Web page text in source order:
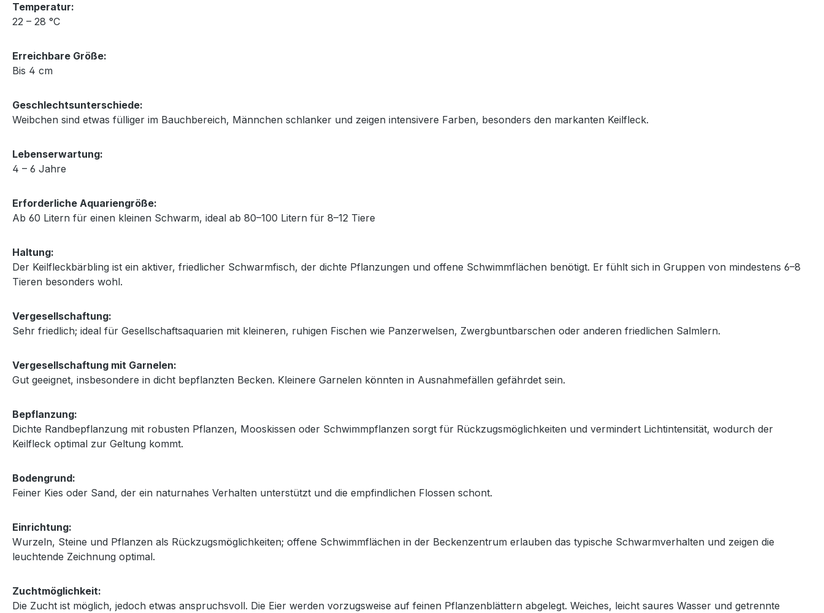
Temperatur:
22 – 28 °C
Erreichbare Größe:
Bis 4 cm
Geschlechtsunterschiede:
Weibchen sind etwas fülliger im Bauchbereich, Männchen schlanker und zeigen intensivere Farben, besonders den markanten Keilfleck.
Lebenserwartung:
4 – 6 Jahre
Erforderliche Aquariengröße:
Ab 60 Litern für einen kleinen Schwarm, ideal ab 80–100 Litern für 8–12 Tiere
Haltung:
Der Keilfleckbärbling ist ein aktiver, friedlicher Schwarmfisch, der dichte Pflanzungen und offene Schwimmflächen benötigt. Er fühlt sich in Gruppen von mindestens 6–8
Tieren besonders wohl.
Vergesellschaftung:
Sehr friedlich; ideal für Gesellschaftsaquarien mit kleineren, ruhigen Fischen wie Panzerwelsen, Zwergbuntbarschen oder anderen friedlichen Salmlern.
Vergesellschaftung mit Garnelen:
Gut geeignet, insbesondere in dicht bepflanzten Becken. Kleinere Garnelen könnten in Ausnahmefällen gefährdet sein.
Bepflanzung:
Dichte Randbepflanzung mit robusten Pflanzen, Mooskissen oder Schwimmpflanzen sorgt für Rückzugsmöglichkeiten und vermindert Lichtintensität, wodurch der
Keilfleck optimal zur Geltung kommt.
Bodengrund:
Feiner Kies oder Sand, der ein naturnahes Verhalten unterstützt und die empfindlichen Flossen schont.
Einrichtung:
Wurzeln, Steine und Pflanzen als Rückzugsmöglichkeiten; offene Schwimmflächen in der Beckenzentrum erlauben das typische Schwarmverhalten und zeigen die
leuchtende Zeichnung optimal.
Zuchtmöglichkeit:
Die Zucht ist möglich, jedoch etwas anspruchsvoll. Die Eier werden vorzugsweise auf feinen Pflanzenblättern abgelegt. Weiches, leicht saures Wasser und getrennte